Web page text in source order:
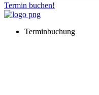
Termin buchen!
Terminbuchung